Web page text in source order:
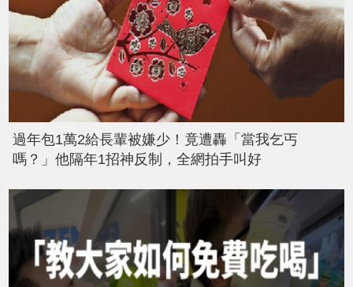
過年包1萬2給長輩被嫌少！竟遭轟「當我乞丐
嗎？」他隔年1招神反制，全網拍手叫好